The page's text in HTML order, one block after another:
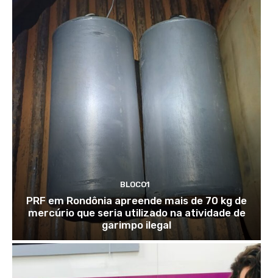
BLOCO1
PRF em Rondônia apreende mais de 70 kg de
mercúrio que seria utilizado na atividade de
garimpo ilegal